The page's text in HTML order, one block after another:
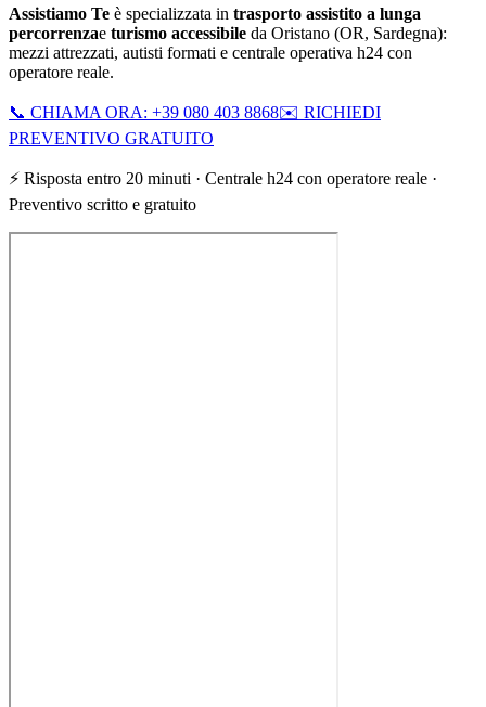
Assistiamo Te è specializzata in trasporto assistito a lunga
percorrenzae turismo accessibile da Oristano (OR, Sardegna):
mezzi attrezzati, autisti formati e centrale operativa h24 con
operatore reale.
📞 CHIAMA ORA: +39 080 403 8868✉️ RICHIEDI
PREVENTIVO GRATUITO
⚡ Risposta entro 20 minuti · Centrale h24 con operatore reale ·
Preventivo scritto e gratuito